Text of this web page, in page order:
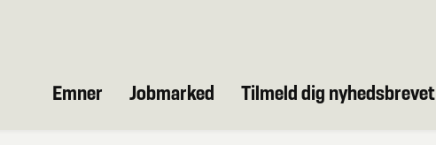
Emner Jobmarked Tilmeld dig nyhedsbrevet